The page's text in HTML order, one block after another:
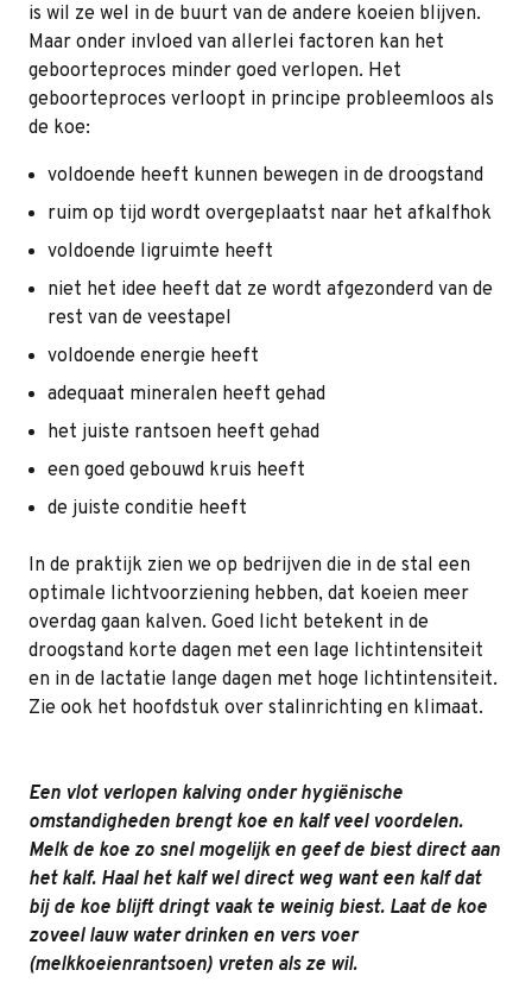
is wil ze wel in de buurt van de andere koeien blijven.
Maar onder invloed van allerlei factoren kan het
geboorteproces minder goed verlopen. Het
geboorteproces verloopt in principe probleemloos als
de koe:
voldoende heeft kunnen bewegen in de droogstand
ruim op tijd wordt overgeplaatst naar het afkalfhok
voldoende ligruimte heeft
niet het idee heeft dat ze wordt afgezonderd van de
rest van de veestapel
voldoende energie heeft
adequaat mineralen heeft gehad
het juiste rantsoen heeft gehad
een goed gebouwd kruis heeft
de juiste conditie heeft
In de praktijk zien we op bedrijven die in de stal een
optimale lichtvoorziening hebben, dat koeien meer
overdag gaan kalven. Goed licht betekent in de
droogstand korte dagen met een lage lichtintensiteit
en in de lactatie lange dagen met hoge lichtintensiteit.
Zie ook het hoofdstuk over stalinrichting en klimaat.
Een vlot verlopen kalving onder hygiënische
omstandigheden brengt koe en kalf veel voordelen.
Melk de koe zo snel mogelijk en geef de biest direct aan
het kalf. Haal het kalf wel direct weg want een kalf dat
bij de koe blijft dringt vaak te weinig biest. Laat de koe
zoveel lauw water drinken en vers voer
(melkkoeienrantsoen) vreten als ze wil.